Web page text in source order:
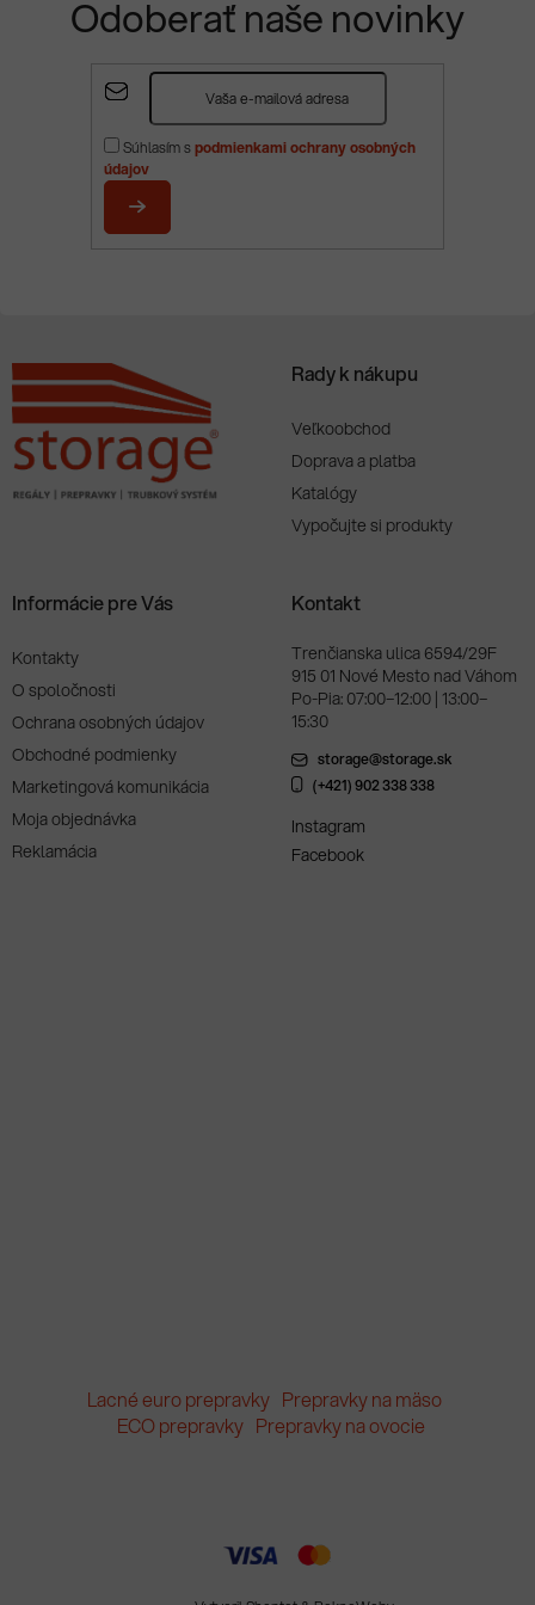
Odoberať naše novinky
Súhlasím spodmienkami ochrany osobných
údajov
PRIHLÁSIŤ
Rady k nákupu
Veľkoobchod
Doprava a platba
Katalógy
Vypočujte si produkty
Informácie pre Vás
Kontakty
O spoločnosti
Ochrana osobných údajov
Obchodné podmienky
Marketingová komunikácia
Moja objednávka
Reklamácia
Kontakt
Trenčianska ulica 6594/29F
915 01 Nové Mesto nad Váhom
Po-Pia: 07:00–12:00 | 13:00–
15:30
storage@storage.sk
(+421) 902 338 338
Instagram
Facebook
Lacné euro prepravky Prepravky na mäso
ECO prepravky Prepravky na ovocie